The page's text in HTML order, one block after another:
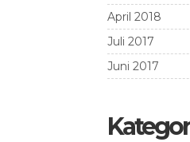
April 2018
Juli 2017
Juni 2017